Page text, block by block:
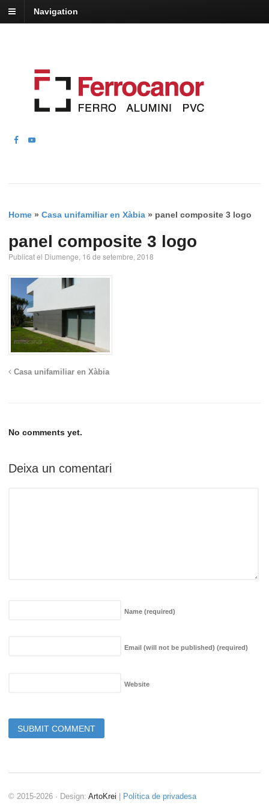
Navigation
Home » Casa unifamiliar en Xàbia » panel composite 3 logo
panel composite 3 logo
Publicat el Diumenge, 16 de setembre, 2018
Casa unifamiliar en Xàbia
No comments yet.
Deixa un comentari
Name (required)
Email (will not be published) (required)
Website
© 2015-2026 · Design: ArtoKrei Política de privadesa